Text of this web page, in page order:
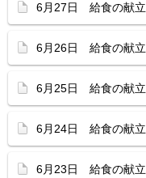
6月27日 給食の献立
6月26日 給食の献立
6月25日 給食の献立
6月24日 給食の献立
6月23日 給食の献立